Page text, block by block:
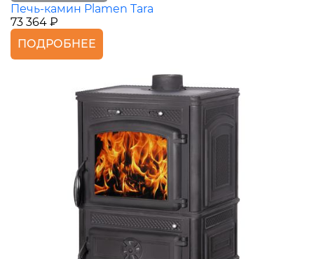
Печь-камин Plamen Tara
73 364 ₽
ПОДРОБНЕЕ